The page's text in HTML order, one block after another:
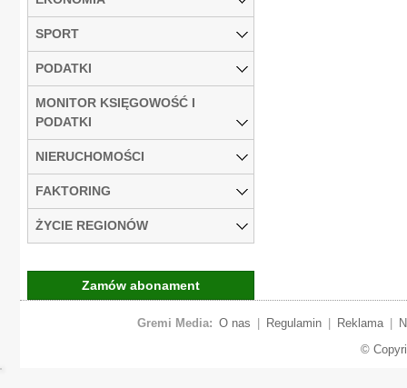
SPORT
PODATKI
MONITOR KSIĘGOWOŚĆ I
PODATKI
NIERUCHOMOŚCI
FAKTORING
ŻYCIE REGIONÓW
Zamów abonament
Gremi Media: O nas Regulamin Reklama
©